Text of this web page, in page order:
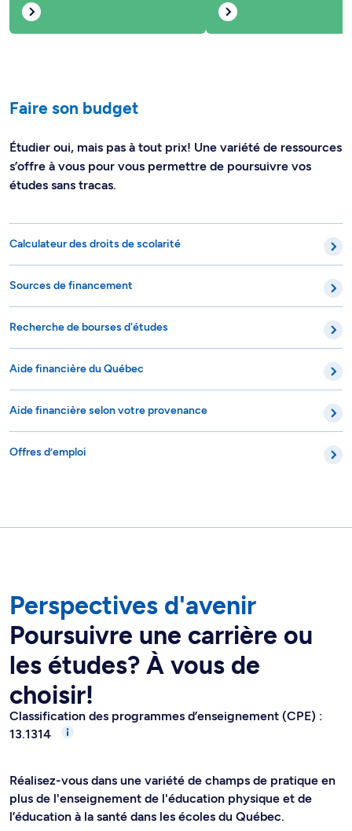
Faire son budget
Étudier oui, mais pas à tout prix! Une variété de ressources
s’offre à vous pour vous permettre de poursuivre vos
études sans tracas.
Calculateur des droits de scolarité
Sources de financement
Recherche de bourses d'études
Aide financière du Québec
Aide financière selon votre provenance
Offres d’emploi
Perspectives d'avenir
Poursuivre une carrière ou
les études? À vous de
choisir!
Classification des programmes d’enseignement (CPE) :
13.1314
Réalisez-vous dans une variété de champs de pratique en
plus de l'enseignement de l'éducation physique et de
l’éducation à la santé dans les écoles du Québec.